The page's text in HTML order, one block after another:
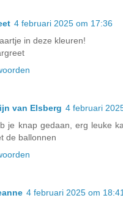
4 februari 2025 om 17:36
in deze kleuren!
van Elsberg 4 februari
je knap gedaan, erg leuke
de ballonnen
4 februari 2025 om 18:41